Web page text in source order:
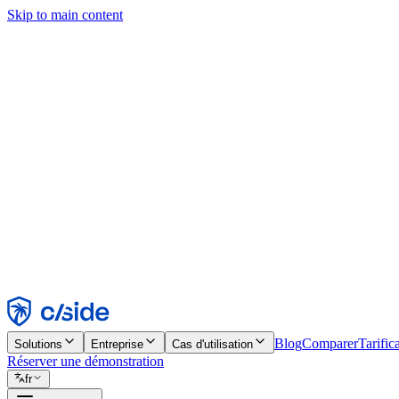
Skip to main content
Rejeter
Solutions Entreprise Cas d'utilisation BlogComparer
Réserver une démonstration
fr